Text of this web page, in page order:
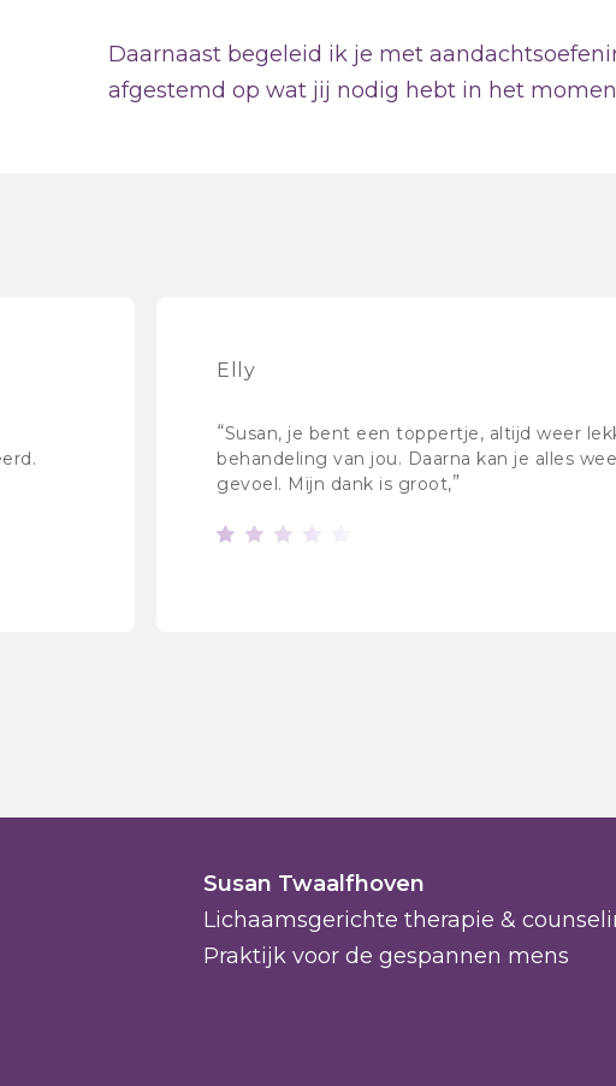
Daarnaast begeleid ik je met
afgestemd op wat jij nodig hebt in het
Elly
“Susan, je bent een toppertje, altijd weer
behandeling van jou. Daarna kan je alles
gevoel. Mijn dank is groot,”
Susan Twaalfhoven
Lichaamsgerichte therapie &
Praktijk voor de gespannen mens